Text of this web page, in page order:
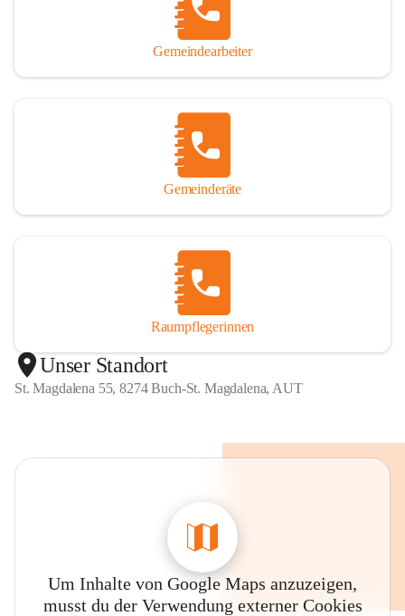
Gemeindearbeiter
Gemeinderäte
Raumpflegerinnen
Unser Standort
St. Magdalena 55, 8274 Buch-St. Magdalena, AUT
Um Inhalte von Google Maps anzuzeigen,
musst du der Verwendung externer Cookies